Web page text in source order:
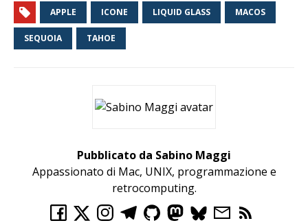
APPLE ICONE LIQUID GLASS MACOS
SEQUOIA TAHOE
Pubblicato da Sabino Maggi
Appassionato di Mac, UNIX, programmazione e
retrocomputing.